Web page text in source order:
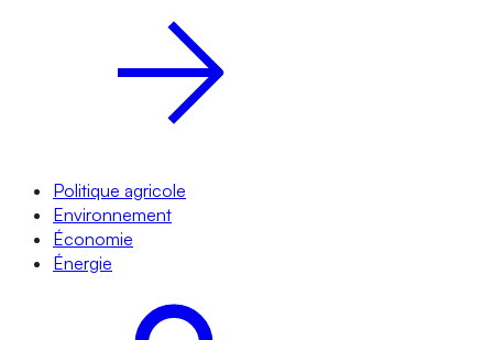
Politique agricole
Environnement
Économie
Énergie